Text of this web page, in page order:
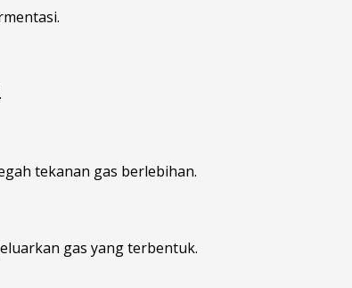
tekanan gas berlebihan.
gas yang terbentuk.